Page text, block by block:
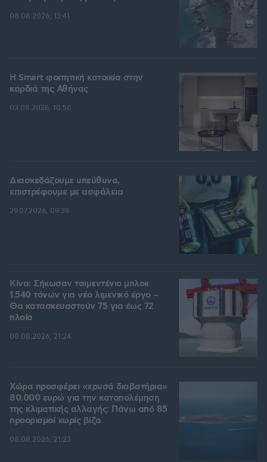
08.08.2026, 13:41
Η Smart φοιτητική κατοικία στην
καρδιά της Αθήνας
03.08.2026, 10:56
Διασκεδάζουμε υπεύθυνα,
επιστρέφουμε με ασφάλεια
29.07.2026, 09:39
Κίνα: Σήκωσαν τσιμεντένιο μπλοκ
1.540 τόνων για νέο λιμενικό έργο –
Θα κατασκευαστούν 75 για έως 72
πλοία
08.08.2026, 21:24
Χώρα προσφέρει «χρυσά διαβατήρια»
80.000 ευρώ για την καταπολέμηση
της κλιματικής αλλαγής: Πάνω από 85
προορισμοί χωρίς βίζα
08.08.2026, 21:23